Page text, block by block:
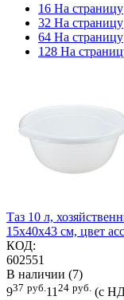
16 На страницу
32 На страницу
64 На страницу
128 На
Таз 10 л,
15х40х43 см, цвет
КОД:
602551
В наличии (7)
937 руб. 11 24 руб. (с